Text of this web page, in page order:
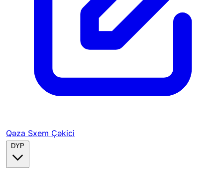
Qəza Sxem Çəkici
DYP